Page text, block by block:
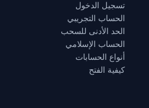
تسجيل الدخول
الحساب التجريبي
الحد الأدنى للسحب
الحساب الإسلامي
أنواع الحسابات
كيفية الفتح